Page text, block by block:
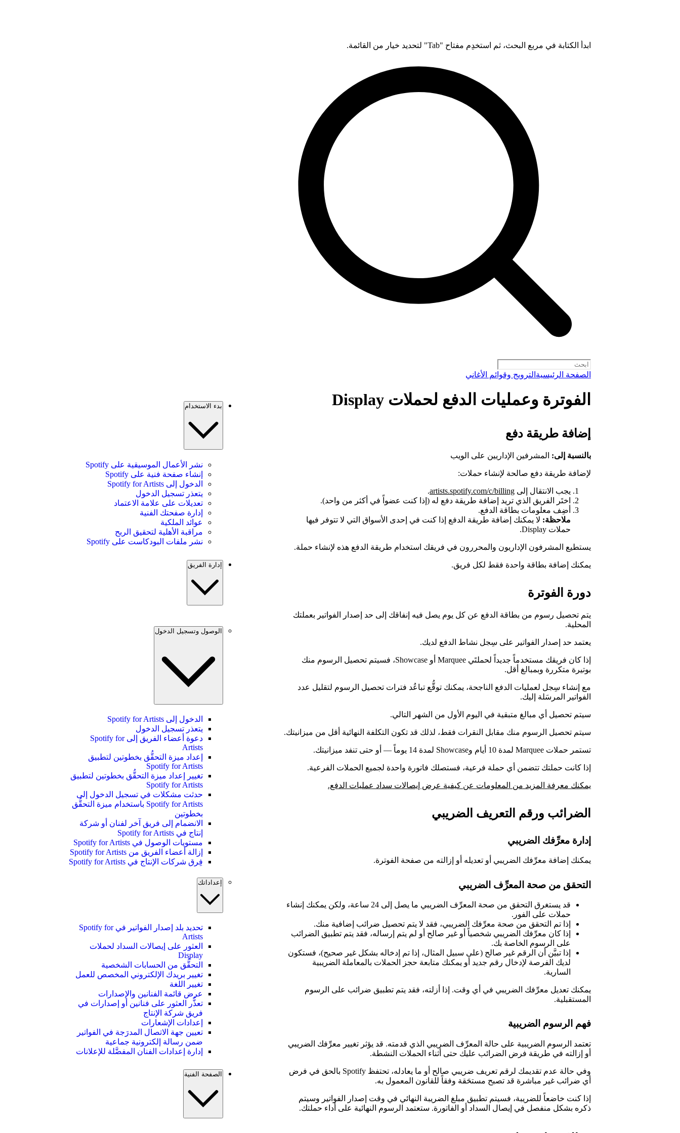
ابدأ الكتابة في مربع البحث، ثم استخدِم مفتاح "Tab" لتحديد خيار من القائمة.
الصفحة الرئيسية الترويج وقوائم الأغاني
الفوترة وعمليات الدفع لحملات Display
إضافة طريقة دفع
بالنسبة إلى: المشرفين الإداريين على الويب
لإضافة طريقة دفع صالحة لإنشاء حملات:
يجب الانتقال إلى artists.spotify.com/c/billing
.
اختَر الفريق الذي تريد إضافة طريقة دفع له (إذا كنت عضواً في أكثر من واحد).
أضِف معلومات بطاقة الدفع.
ملاحظة: لا يمكنك إضافة طريقة الدفع إذا كنت في إحدى الأسواق التي لا تتوفر فيها
حملات Display.
يستطيع المشرفون الإداريون والمحررون في فريقك استخدام طريقة الدفع هذه لإنشاء حملة.
يمكنك إضافة بطاقة واحدة فقط لكل فريق.
دورة الفوترة
يتم تحصيل رسوم من بطاقة الدفع عن كل يوم يصل فيه إنفاقك إلى حد إصدار الفواتير بعملتك
المحلية.
يعتمد حد إصدار الفواتير على سِجل نشاط الدفع لديك.
إذا كان فريقك مستخدماً جديداً لحملتَي Marquee أو Showcase، فسيتم تحصيل الرسوم منك
بوتيرة متكررة وبمبالغ أقل.
مع إنشاء سِجل لعمليات الدفع الناجحة، يمكنك توقُّع تباعُد فترات تحصيل الرسوم لتقليل عدد
الفواتير المرسَلة إليك.
سيتم تحصيل أي مبالغ متبقية في اليوم الأول من الشهر التالي.
سيتم تحصيل الرسوم منك مقابل النقرات فقط، لذلك قد تكون التكلفة النهائية أقل من ميزانيتك.
تستمر حملات Marquee لمدة 10 أيام وShowcase لمدة 14 يوماً — أو حتى تنفد ميزانيتك.
إذا كانت حملتك تتضمن أي حملة فرعية، فستصلك فاتورة واحدة لجميع الحملات الفرعية.
يمكنك معرفة المزيد من المعلومات عن كيفية عرض إيصالات سداد عمليات الدفع.
الضرائب ورقم التعريف الضريبي
إدارة معرِّفك الضريبي
يمكنك إضافة معرِّفك الضريبي أو تعديله أو إزالته من صفحة الفوترة.
التحقق من صحة المعرِّف الضريبي
قد يستغرق التحقق من صحة المعرِّف الضريبي ما يصل إلى 24 ساعة، ولكن يمكنك إنشاء
حملات على الفور.
إذا تم التحقق من صحة معرِّفك الضريبي، فقد لا يتم تحصيل ضرائب إضافية منك.
إذا كان معرِّفك الضريبي شخصياً أو غير صالح أو لم يتم إرساله، فقد يتم تطبيق الضرائب
على الرسوم الخاصة بك.
إذا تبيَّن أن الرقم غير صالح (على سبيل المثال، إذا تم إدخاله بشكل غير صحيح)، فستكون
لديك الفرصة لإدخال رقم جديد أو يمكنك متابعة حجز الحملات بالمعاملة الضريبية
السارية.
يمكنك تعديل معرِّفك الضريبي في أي وقت. إذا أزلته، فقد يتم تطبيق ضرائب على الرسوم
المستقبلية.
فهم الرسوم الضريبية
تعتمد الرسوم الضريبية على حالة المعرِّف الضريبي الذي قدمته. قد يؤثر تغيير معرِّفك الضريبي
أو إزالته في طريقة فرض الضرائب عليك حتى أثناء الحملات النشطة.
وفي حالة عدم تقديمك لرقم تعريف ضريبي صالح أو ما يعادله، تحتفظ Spotify بالحق في فرض
أي ضرائب غير مباشرة قد تصبح مستحَقة وفقاً للقانون المعمول به.
إذا كنت خاضعاً للضريبة، فسيتم تطبيق مبلغ الضريبة النهائي في وقت إصدار الفواتير وسيتم
ذكره بشكل منفصل في إيصال السداد أو الفاتورة. ستعتمد الرسوم النهائية على أداء حملتك.
بدء الاستخدام
نشر الأعمال الموسيقية على Spotify
إنشاء صفحة فنية على Spotify
الدخول إلى Spotify for Artists
يتعذر تسجيل الدخول
تعديلات على علامة الاعتماد
إدارة صفحتك الفنية
عوائد الملكية
مراقبة الأهلية لتحقيق الربح
نشر ملفات البودكاست على Spotify
إدارة الفريق
الوصول وتسجيل الدخول
الدخول إلى Spotify for Artists
يتعذر تسجيل الدخول
دعوة أعضاء الفريق إلى Spotify for
Artists
إعداد ميزة التحقُّق بخطوتين لتطبيق
Spotify for Artists
تغيير إعداد ميزة التحقُّق بخطوتين لتطبيق
Spotify for Artists
حدثت مشكلات في تسجيل الدخول إلى
Spotify for Artists باستخدام ميزة التحقُّق
بخطوتين
الانضمام إلى فريق آخر لفنان أو شركة
إنتاج في Spotify for Artists
مستويات الوصول في Spotify for Artists
إزالة أعضاء الفريق من Spotify for Artists
فِرق شركات الإنتاج في Spotify for Artists
إعداداتك
تحديد بلد إصدار الفواتير في Spotify for
Artists
العثور على إيصالات السداد لحملات
Display
التحقُّق من الحسابات الشخصية
تغيير بريدك الإلكتروني المخصص للعمل
تغيير اللغة
عرض قائمة الفنانين والإصدارات
تعذُّر العثور على فنانين أو إصدارات في
فريق شركة الإنتاج
إعدادات الإشعارات
تعيين جهة الاتصال المدرَجة في الفواتير
ضمن رسالة إلكترونية جماعية
إدارة إعدادات الفنان المفضَّلة للإعلانات
الصفحة الفنية